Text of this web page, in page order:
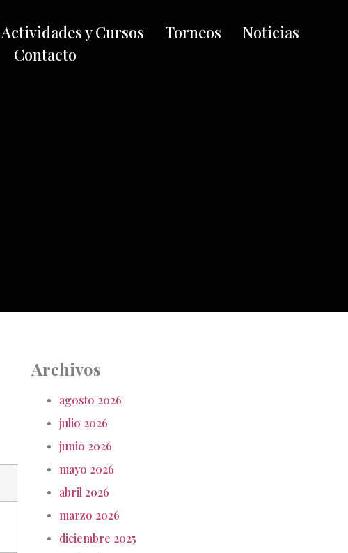
Actividades y Cursos Torneos
Noticias
Contacto
Archivos
agosto 2026
julio 2026
junio 2026
mayo 2026
abril 2026
marzo 2026
diciembre 2025